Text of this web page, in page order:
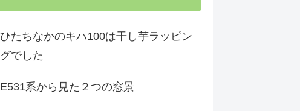
ひたちなかのキハ100は干し芋ラッピン
グでした
E531系から見た２つの窓景